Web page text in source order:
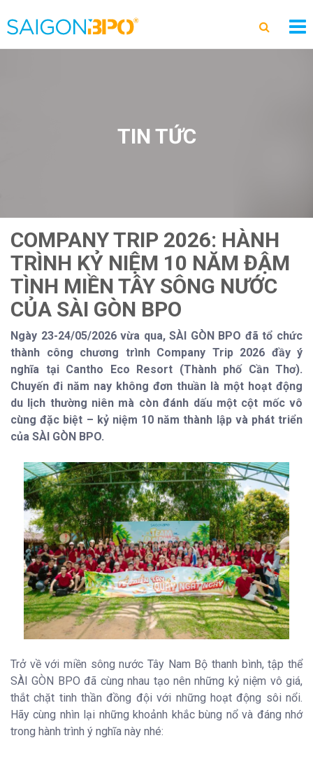
TIN TỨC
COMPANY TRIP 2026: HÀNH
TRÌNH KỶ NIỆM 10 NĂM ĐẬM
TÌNH MIỀN TÂY SÔNG NƯỚC
CỦA SÀI GÒN BPO
Ngày 23-24/05/2026 vừa qua, SÀI GÒN BPO đã tổ chức
thành công chương trình Company Trip 2026 đầy ý
nghĩa tại Cantho Eco Resort (Thành phố Cần Thơ).
Chuyến đi năm nay không đơn thuần là một hoạt động
du lịch thường niên mà còn đánh dấu một cột mốc vô
cùng đặc biệt – kỷ niệm 10 năm thành lập và phát triển
của SÀI GÒN BPO.
Trở về với miền sông nước Tây Nam Bộ thanh bình, tập thể
SÀI GÒN BPO đã cùng nhau tạo nên những kỷ niệm vô giá,
thắt chặt tinh thần đồng đội với những hoạt động sôi nổi.
Hãy cùng nhìn lại những khoảnh khắc bùng nổ và đáng nhớ
trong hành trình ý nghĩa này nhé: